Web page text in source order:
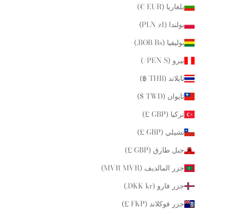
بلغاريا (EUR €)
بولندا (PLN zł)
بوليفيا (BOB Bs.)
بيرو (PEN S/)
تايلاند (THB ฿)
تايوان (TWD $)
تركيا (GBP £)
تشيلي (GBP £)
جبل طارق (GBP £)
جزر المالديف (MVR MVR)
جزر فارو (DKK kr.)
جزر فوكلاند (FKP £)